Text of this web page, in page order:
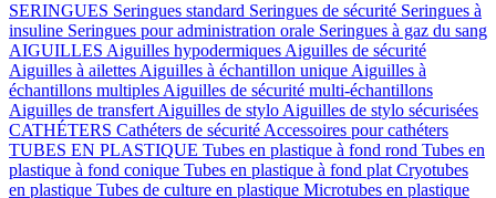
SERINGUES Seringues standard Seringues de sécurité Seringues à
insuline Seringues pour administration orale Seringues à gaz du sang
AIGUILLES Aiguilles hypodermiques Aiguilles de sécurité
Aiguilles à ailettes Aiguilles à échantillon unique Aiguilles à
échantillons multiples Aiguilles de sécurité multi-échantillons
Aiguilles de transfert Aiguilles de stylo Aiguilles de stylo sécurisées
CATHÉTERS Cathéters de sécurité Accessoires pour cathéters
TUBES EN PLASTIQUE Tubes en plastique à fond rond Tubes en
plastique à fond conique Tubes en plastique à fond plat Cryotubes
en plastique Tubes de culture en plastique Microtubes en plastique